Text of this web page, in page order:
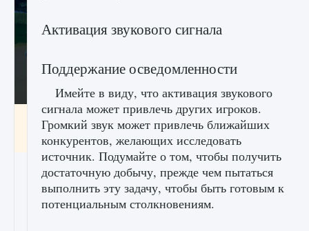
Как включить чат в Fortnite
9 августа 2024 1 335 0 0
Активация звукового сигнала
Поддержание осведомленности
Имейте в виду, что активация звукового
сигнала может привлечь других игроков.
Громкий звук может привлечь ближайших
конкурентов, желающих исследовать
источник. Подумайте о том, чтобы получить
достаточную добычу, прежде чем пытаться
выполнить эту задачу, чтобы быть готовым к
потенциальным столкновениям.